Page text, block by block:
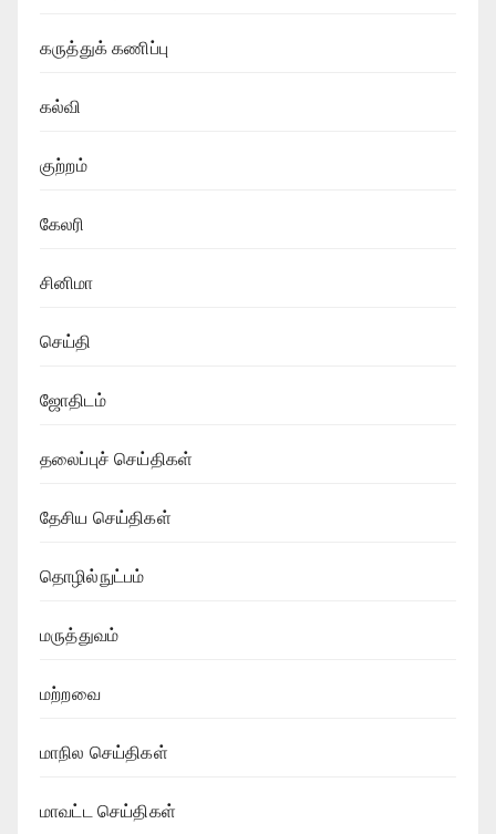
கருத்துக் கணிப்பு
கல்வி
குற்றம்
கேலரி
சினிமா
செய்தி
ஜோதிடம்
தலைப்புச் செய்திகள்
தேசிய செய்திகள்
தொழில்நுட்பம்
மருத்துவம்
மற்றவை
மாநில செய்திகள்
மாவட்ட செய்திகள்